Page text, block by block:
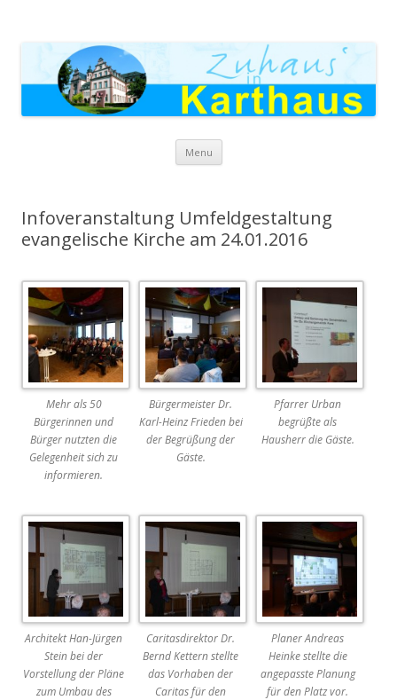
Menu Skip to content
Infoveranstaltung Umfeldgestaltung
evangelische Kirche am 24.01.2016
Mehr als 50
Bürgerinnen und
Bürger nutzten die
Gelegenheit sich zu
informieren.
Bürgermeister Dr.
Karl-Heinz Frieden bei
der Begrüßung der
Gäste.
Pfarrer Urban
begrüßte als
Hausherr die Gäste.
Architekt Han-Jürgen
Stein bei der
Vorstellung der Pläne
zum Umbau des
Caritasdirektor Dr.
Bernd Kettern stellte
das Vorhaben der
Caritas für den
Planer Andreas
Heinke stellte die
angepasste Planung
für den Platz vor.